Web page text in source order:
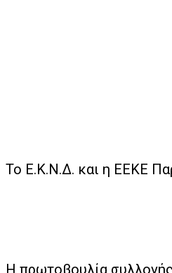
Το Ε.Κ.Ν.Δ. και η ΕΕΚΕ
Η πρωτοβουλία